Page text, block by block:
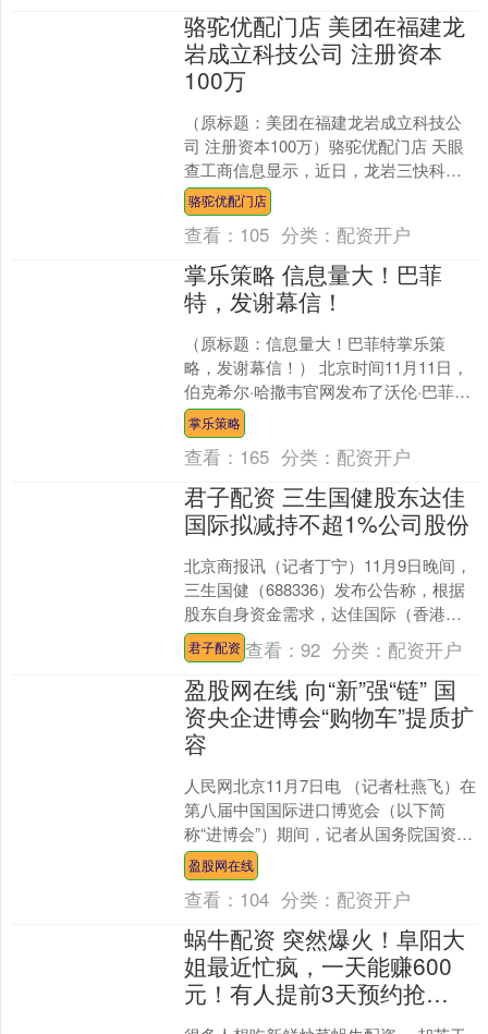
骆驼优配门店 美团在福建龙
岩成立科技公司 注册资本
100万
（原标题：美团在福建龙岩成立科技公
司 注册资本100万）骆驼优配门店 天眼
查工商信息显示，近日，龙岩三快科技
有限公司成立，法定代表人为陈锟，注
册资本100万人民....
骆驼优配门店
查看： 105 分类： 配资开户
掌乐策略 信息量大！巴菲
特，发谢幕信！
（原标题：信息量大！巴菲特掌乐策
略，发谢幕信！） 北京时间11月11日，
伯克希尔·哈撒韦官网发布了沃伦·巴菲特
最新的捐赠决定以及他的一封信。 巴菲
特坦言自己能活....
掌乐策略
查看： 165 分类： 配资开户
君子配资 三生国健股东达佳
国际拟减持不超1%公司股份
北京商报讯（记者丁宁）11月9日晚间，
三生国健（688336）发布公告称，根据
股东自身资金需求，达佳国际（香港）
有限公司（以下简称“达佳国际”）拟在本
次减持计划....
君子配资 查看：92 分类： 配资开户
盈股网在线 向“新”强“链” 国
资央企进博会“购物车”提质扩
容
人民网北京11月7日电 （记者杜燕飞）在
第八届中国国际进口博览会（以下简
称“进博会”）期间，记者从国务院国资委
获悉盈股网在线，本届进博会，近百家
中央企业组织超2....
盈股网在线
查看： 104 分类： 配资开户
蜗牛配资 突然爆火！阜阳大
姐最近忙疯，一天能赚600
元！有人提前3天预约抢…